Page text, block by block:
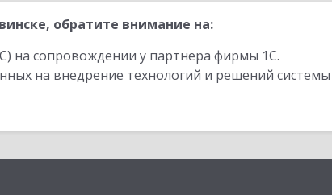
обратите внимание на:
на сопровождении у партнера фирмы 1С.
на внедрение технологий и решений